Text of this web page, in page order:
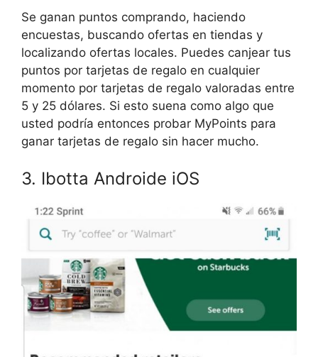
Se ganan puntos comprando, haciendo
encuestas, buscando ofertas en tiendas y
localizando ofertas locales. Puedes canjear tus
puntos por tarjetas de regalo en cualquier
momento por tarjetas de regalo valoradas entre
5 y 25 dólares. Si esto suena como algo que
usted podría entonces probar MyPoints para
ganar tarjetas de regalo sin hacer mucho.
3. Ibotta Androide iOS